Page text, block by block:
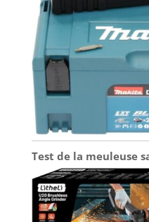
Test de la meuleuse